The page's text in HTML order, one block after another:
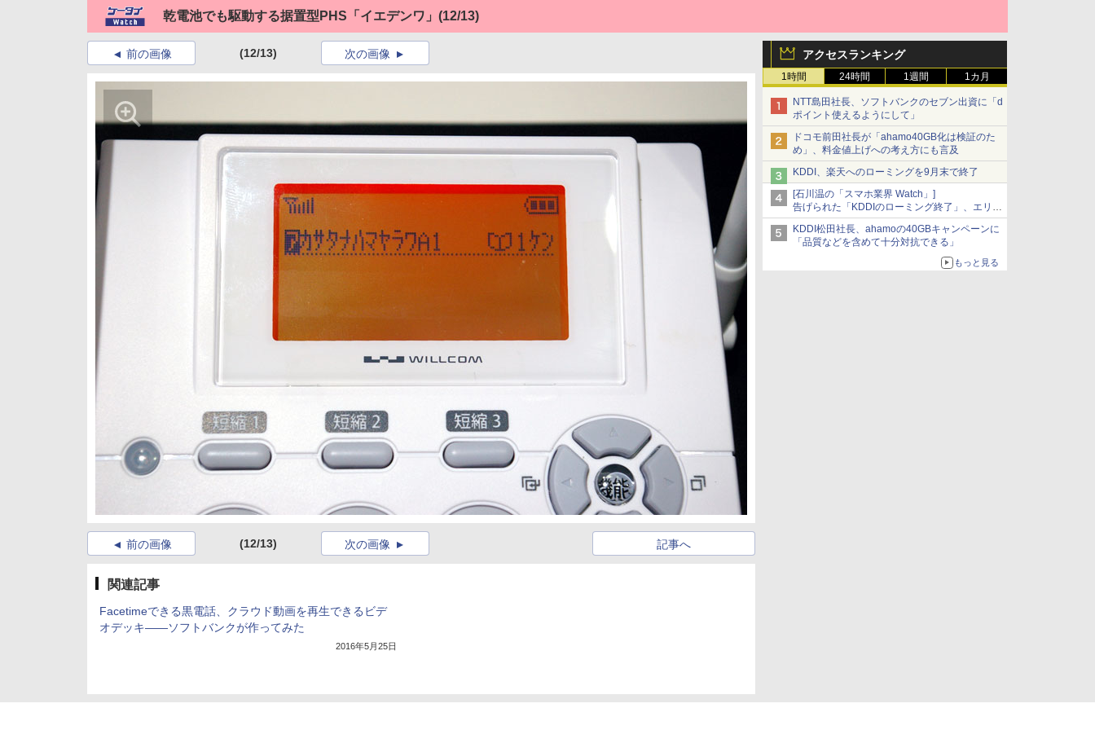
乾電池でも駆動する据置型PHS「イエデンワ」 (12/13)
アクセスランキング
1時間 24時間 1週間 1カ月
NTT島田社長、ソフトバンクのセブン出資に「d
ポイント使えるようにして」
ドコモ前田社長が「ahamo40GB化は検証のた
め」、料金値上げへの考え方にも言及
KDDI、楽天へのローミングを9月末で終了
[石川温の「スマホ業界 Watch」]
告げられた「KDDIのローミング終了」、エリア
マップの落とし穴と楽天モバイルの課題
KDDI松田社長、ahamoの40GBキャンペーンに
「品質などを含めて十分対抗できる」
もっと見る
前の画像 (12/13) 次の画像
前の画像 (12/13) 記事へ
次の画像
関連記事
Facetimeできる黒電話、クラウド動画を再生できるビデ
オデッキ――ソフトバンクが作ってみた
2016年5月25日